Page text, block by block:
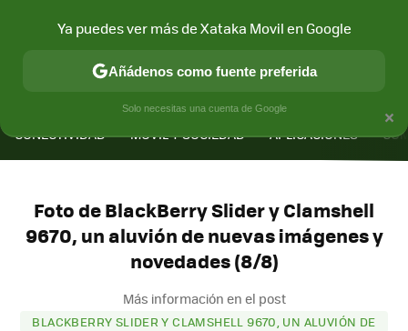
CONECTIVIDAD MÓVIL Y SOCIEDAD APLICACIONES
Foto de BlackBerry Slider y Clamshell
9670, un aluvión de nuevas imágenes y
novedades (8/8)
Más información en el post
BLACKBERRY SLIDER Y CLAMSHELL 9670, UN ALUVIÓN DE
×
Ya puedes ver más de Xataka Movil en Google
Añádenos como fuente preferida
Solo necesitas una cuenta de Google